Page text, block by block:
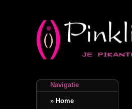
Navigatie
» Home